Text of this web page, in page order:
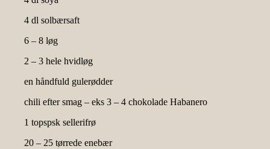
4 dl solbærsaft
6 – 8 løg
2 – 3 hele hvidløg
en håndfuld gulerødder
chili efter smag – eks 3 – 4 chokolade Habanero
1 topspsk sellerifrø
20 – 25 tørrede enebær